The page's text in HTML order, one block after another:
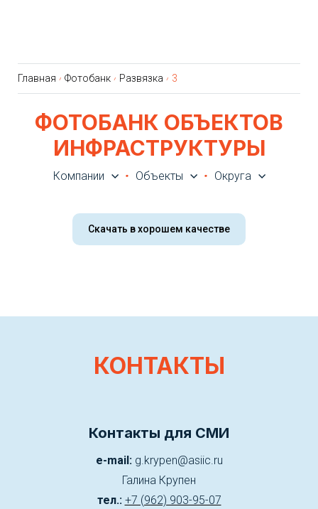
Главная Фотобанк Развязка 3
ФОТОБАНК ОБЪЕКТОВ
ИНФРАСТРУКТУРЫ
Компании Объекты Округа
Скачать в хорошем качестве
КОНТАКТЫ
Контакты для СМИ
e-mail:g.krypen@asiic.ru
Галина Крупен
тел.: +7 (962) 903-95-07